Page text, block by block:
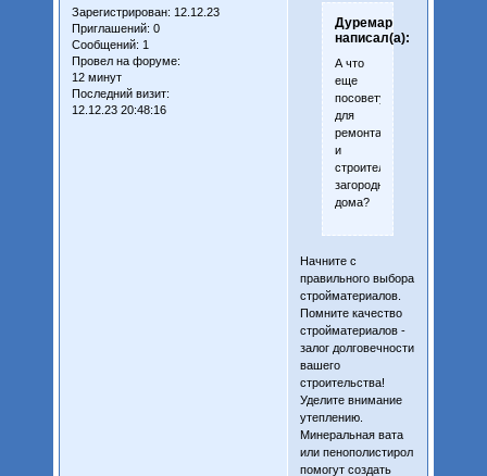
Зарегистрирован: 12.12.23
Приглашений: 0
Сообщений: 1
Провел на форуме:
12 минут
Последний визит:
12.12.23 20:48:16
Дуремар
написал(а):
А что
еще
посоветуете
для
ремонта
и
строительства
загородного
дома?
Начните с
правильного выбора
стройматериалов.
Помните качество
стройматериалов -
залог долговечности
вашего
строительства!
Уделите внимание
утеплению.
Минеральная вата
или пенополистирол
помогут создать